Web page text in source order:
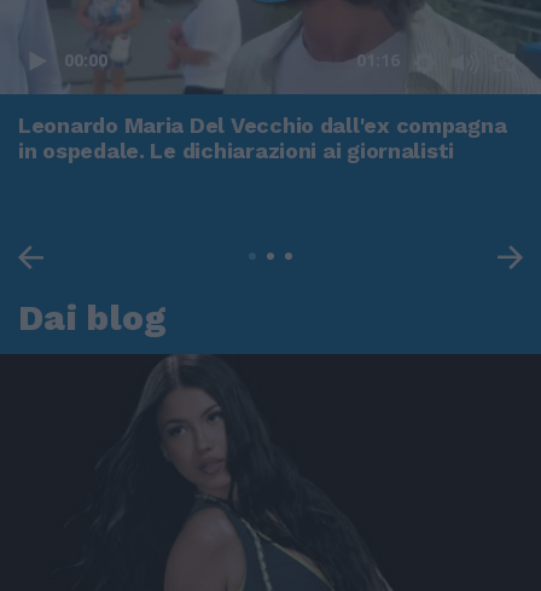
00:00 01:16
Leonardo Maria Del Vecchio dall'ex compagna
in ospedale. Le dichiarazioni ai giornalisti
Dai blog